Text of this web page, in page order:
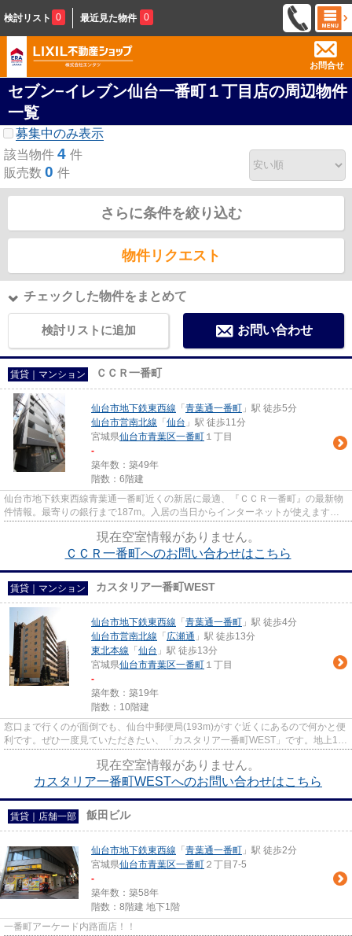
検討リスト 0 最近見た物件 0
お問合せ
セブン−イレブン仙台一番町１丁目店の周辺物件
一覧
募集中のみ表示
該当物件 4 件
販売数 0 件
さらに条件を絞り込む
物件リクエスト
チェックした物件をまとめて
検討リストに追加 お問い合わせ
賃貸｜マンション ＣＣＲ一番町
仙台市地下鉄東西線 「 青葉通一番町 」駅 徒歩5分
仙台市営南北線 「 仙台 」駅 徒歩11分
宮城県仙台市青葉区一番町 １丁目
-
築年数：築49年
階数：6階建
仙台市地下鉄東西線青葉通一番町近くの新居に最適、『ＣＣＲ一番町』の最新物
件情報。最寄りの銀行まで187m。入居の当日からインターネットが使えます。
現在空室情報がありません。
ＣＣＲ一番町へのお問い合わせはこちら
賃貸｜マンション カスタリア一番町WEST
仙台市地下鉄東西線 「 青葉通一番町 」駅 徒歩4分
仙台市営南北線 「 広瀬通 」駅 徒歩13分
東北本線 「 仙台 」駅 徒歩13分
宮城県仙台市青葉区一番町 １丁目
-
築年数：築19年
階数：10階建
窓口まで行くのが面倒でも、仙台中郵便局(193m)がすぐ近くにあるので何かと便
利です。ぜひ一度見ていただきたい、「カスタリア一番町WEST」です。地上10
現在空室情報がありません。
カスタリア一番町WESTへのお問い合わせはこちら
賃貸｜店舗一部 飯田ビル
仙台市地下鉄東西線 「 青葉通一番町 」駅 徒歩2分
宮城県仙台市青葉区一番町 ２丁目7-5
-
築年数：築58年
階数：8階建 地下1階
一番町アーケード内路面店！！